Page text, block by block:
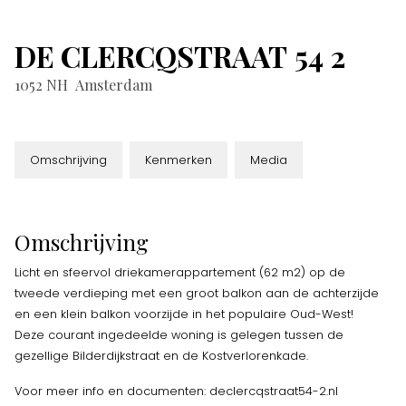
DE CLERCQSTRAAT 54 2
1052 NH Amsterdam
Omschrijving Kenmerken Media
Omschrijving
Licht en sfeervol driekamerappartement (62 m2) op de
tweede verdieping met een groot balkon aan de achterzijde
en een klein balkon voorzijde in het populaire Oud-West!
Deze courant ingedeelde woning is gelegen tussen de
gezellige Bilderdijkstraat en de Kostverlorenkade.
Voor meer info en documenten: declercqstraat54-2.nl